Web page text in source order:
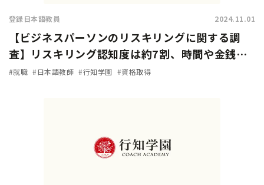
登録日本語教員 2024.11.01
【ビジネスパーソンのリスキリングに関する調
査】リスキリング認知度は約7割、時間や金銭的
余裕があれば「挑戦したい」人は9割に上る
#就職 #日本語教師 #行知学園 #資格取得